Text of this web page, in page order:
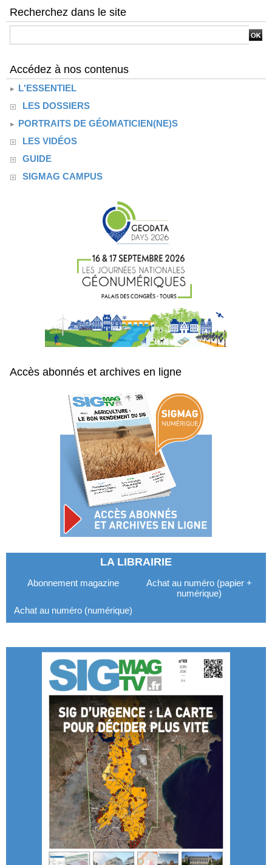
Recherchez dans le site
Accédez à nos contenus
L'ESSENTIEL
LES DOSSIERS
PORTRAITS DE GÉOMATICIEN(NE)S
LES VIDÉOS
GUIDE
SIGMAG CAMPUS
Accès abonnés et archives en ligne
LA LIBRAIRIE
Abonnement magazine
Achat au numéro (papier +
numérique)
Achat au numéro (numérique)